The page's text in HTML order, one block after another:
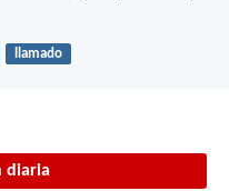
llamado
diaria